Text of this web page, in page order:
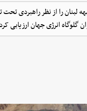
لبنان را از نظر راهبردی تحت
گلوگاه انرژی جهان ارزیابی